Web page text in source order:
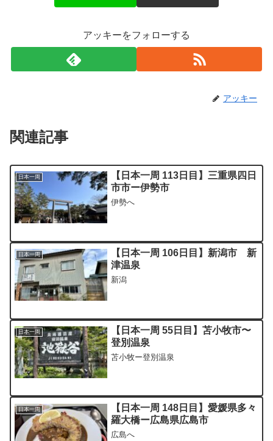
アッキーをフォローする
アッキー
関連記事
日本一周
【日本一周 113日目】三重県四日
市市ー伊勢市
伊勢へ
日本一周
【日本一周 106日目】新潟市 新
津温泉
新潟
日本一周
【日本一周 55日目】苫小牧市〜
登別温泉
苫小牧ー登別温泉
日本一周
【日本一周 148日目】愛媛県多々
羅大橋ー広島県広島市
広島へ